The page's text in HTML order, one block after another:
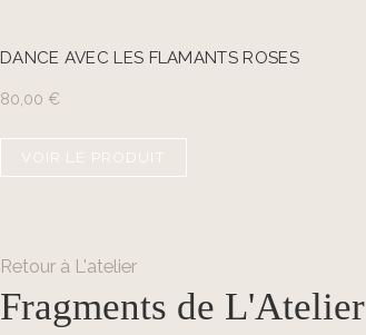
DANCE AVEC LES FLAMANTS ROSES
80,00 €
VOIR LE PRODUIT
Retour à L'atelier
Fragments de L'Atelier